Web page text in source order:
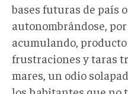
bases futuras de país
autonombrándose,
acumulando, producto
frustraciones y taras
mares, un odio